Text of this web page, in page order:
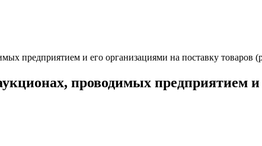
предприятием и его организациями на поставку товаров
проводимых предприятием и